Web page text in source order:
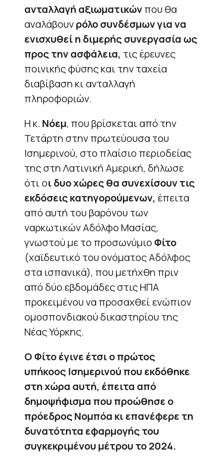
ανταλλαγή αξιωματικώνπου θα
αναλάβουνρόλο συνδέσμων για να
ενισχυθεί η διμερής συνεργασία ως
προς την ασφάλεια, τις έρευνες
ποινικής φύσης και την ταχεία
διαβίβαση κι ανταλλαγή
πληροφοριών.
Η κ. Νόεμ, που βρίσκεται από την
Τετάρτη στην πρωτεύουσα του
Ισημερινού, στο πλαίσιο περιοδείας
της στη Λατινική Αμερική, δήλωσε
ότι οι δυο χώρες θα συνεχίσουν τις
εκδόσεις κατηγορούμενων, έπειτα
από αυτή του βαρόνου των
ναρκωτικών Αδόλφο Μασίας,
γνωστού με το προσωνύμιο Φίτο
(χαϊδευτικό του ονόματος Αδόλφος
στα ισπανικά), που μετήχθη πριν
από δύο εβδομάδες στις ΗΠΑ
προκειμένου να προσαχθεί ενώπιον
ομοσπονδιακού δικαστηρίου της
Νέας Υόρκης.
Ο Φίτο έγινε έτσι ο πρώτος
υπήκοος Ισημερινού που εκδόθηκε
στη χώρα αυτή, έπειτα από
δημοψήφισμα που προώθησε ο
πρόεδρος Νομπόα κι επανέφερε τη
δυνατότητα εφαρμογής του
συγκεκριμένου μέτρου το 2024.